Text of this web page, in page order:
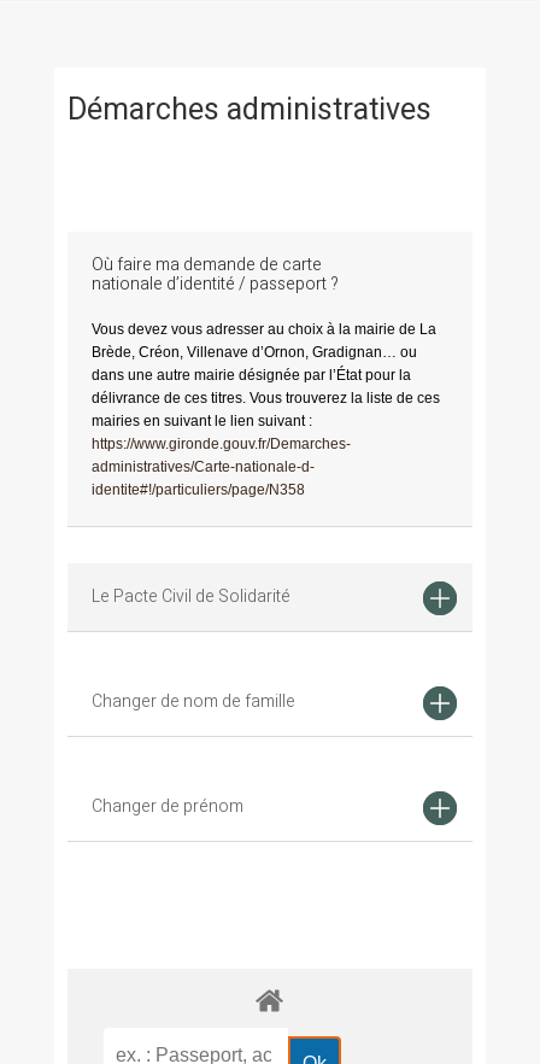
Démarches administratives
Où faire ma demande de carte
nationale d’identité / passeport ?
Vous devez vous adresser au choix à la mairie de La
Brède, Créon, Villenave d’Ornon, Gradignan… ou
dans une autre mairie désignée par l’État pour la
délivrance de ces titres. Vous trouverez la liste de ces
mairies en suivant le lien suivant :
https://www.gironde.gouv.fr/Demarches-
administratives/Carte-nationale-d-
identite#!/particuliers/page/N358
Le Pacte Civil de Solidarité
Changer de nom de famille
Changer de prénom